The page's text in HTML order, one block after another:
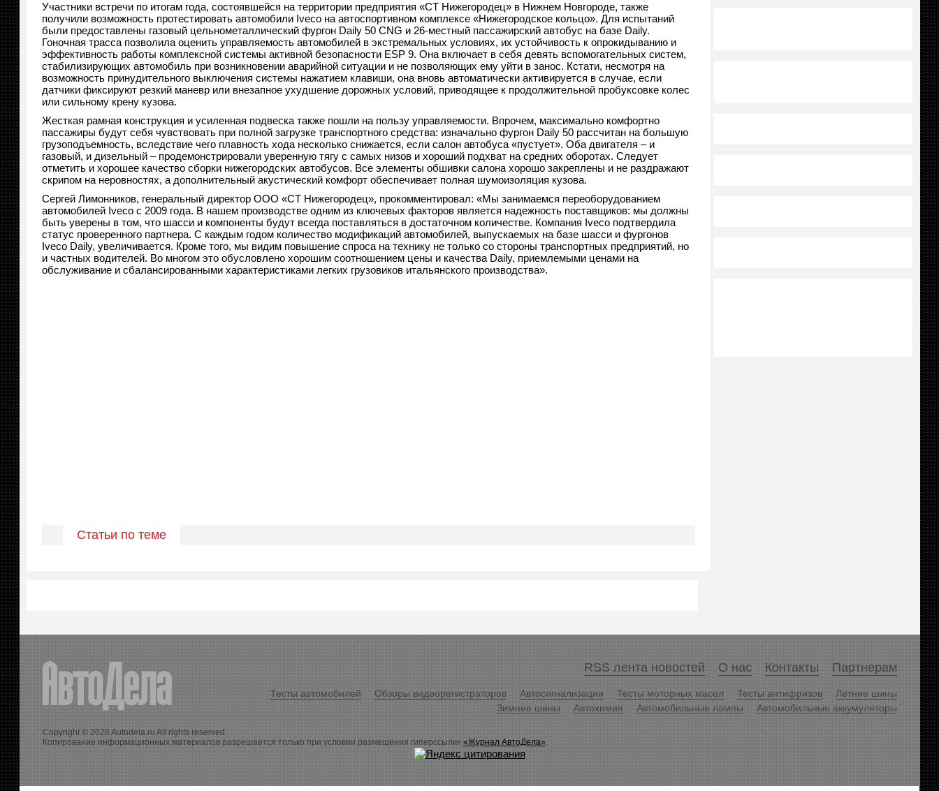
Участники встречи по итогам года, состоявшейся на территории предприятия «СТ Нижегородец» в Нижнем Новгороде, также
получили возможность протестировать автомобили Iveco на автоспортивном комплексе «Нижегородское кольцо». Для испытаний
были предоставлены газовый цельнометаллический фургон Daily 50 CNG и 26-местный пассажирский автобус на базе Daily.
Гоночная трасса позволила оценить управляемость автомобилей в экстремальных условиях, их устойчивость к опрокидыванию и
эффективность работы комплексной системы активной безопасности ESP 9. Она включает в себя девять вспомогательных систем,
стабилизирующих автомобиль при возникновении аварийной ситуации и не позволяющих ему уйти в занос. Кстати, несмотря на
возможность принудительного выключения системы нажатием клавиши, она вновь автоматически активируется в случае, если
датчики фиксируют резкий маневр или внезапное ухудшение дорожных условий, приводящее к продолжительной пробуксовке колес
или сильному крену кузова.
Жесткая рамная конструкция и усиленная подвеска также пошли на пользу управляемости. Впрочем, максимально комфортно
пассажиры будут себя чувствовать при полной загрузке транспортного средства: изначально фургон Daily 50 рассчитан на большую
грузоподъемность, вследствие чего плавность хода несколько снижается, если салон автобуса «пустует». Оба двигателя – и
газовый, и дизельный – продемонстрировали уверенную тягу с самых низов и хороший подхват на средних оборотах. Следует
отметить и хорошее качество сборки нижегородских автобусов. Все элементы обшивки салона хорошо закреплены и не раздражают
скрипом на неровностях, а дополнительный акустический комфорт обеспечивает полная шумоизоляция кузова.
Сергей Лимонников, генеральный директор ООО «СТ Нижегородец», прокомментировал: «Мы занимаемся переоборудованием
автомобилей Iveco с 2009 года. В нашем производстве одним из ключевых факторов является надежность поставщиков: мы должны
быть уверены в том, что шасси и компоненты будут всегда поставляться в достаточном количестве. Компания Iveco подтвердила
статус проверенного партнера. С каждым годом количество модификаций автомобилей, выпускаемых на базе шасси и фургонов
Iveco Daily, увеличивается. Кроме того, мы видим повышение спроса на технику не только со стороны транспортных предприятий, но
и частных водителей. Во многом это обусловлено хорошим соотношением цены и качества Daily, приемлемыми ценами на
обслуживание и сбалансированными характеристиками легких грузовиков итальянского производства».
Статьи по теме
RSS лента новостей О нас Контакты Партнерам
Тесты автомобилей Обзоры видеорегистраторов Автосигнализации Тесты моторных масел Тесты антифризов
Летние шины
Зимние шины
Автохимия Автомобильные лампы Автомобильные аккумуляторы
Copyright © 2026 Autodela.ru All rights reserved.
Копирование информационных материалов разрешается только при условии размещения гиперссылки«Журнал АвтоДела».